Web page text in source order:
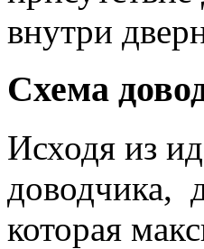
внутри
Схема
Исходя из
доводчика,
которая